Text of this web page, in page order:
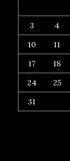
3
4
10
11
17
18
24
25
31